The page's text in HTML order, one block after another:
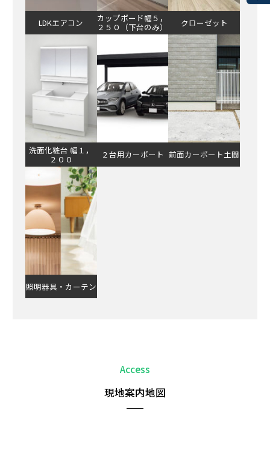
LDKエアコン カップボード幅５，
２５０（下台のみ） クローゼット
洗面化粧台 幅１，
２００ ２台用カーポート 前面カーポート土間
照明器具・カーテン
Access
現地案内地図